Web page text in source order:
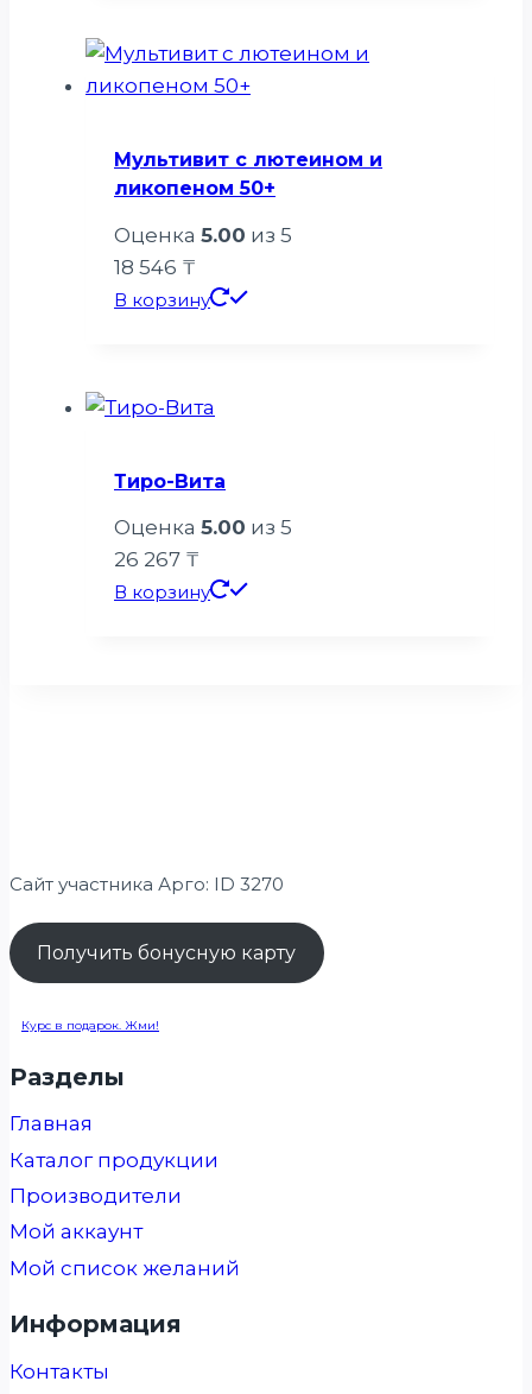
Мультивит с лютеином и
ликопеном 50+
Оценка 5.00 из 5
18 546 ₸
В корзину
Тиро-Вита
Оценка 5.00 из 5
26 267 ₸
В корзину
Сайт участника Арго: ID 3270
Получить бонусную карту
Курс в подарок. Жми!
Разделы
Главная
Каталог продукции
Производители
Мой аккаунт
Мой список желаний
Информация
Контакты